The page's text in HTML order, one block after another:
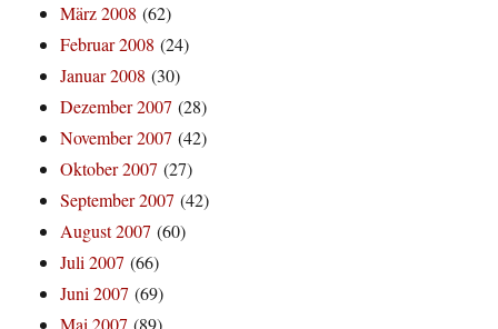
März 2008 (62)
Februar 2008 (24)
Januar 2008 (30)
Dezember 2007 (28)
November 2007 (42)
Oktober 2007 (27)
September 2007 (42)
August 2007 (60)
Juli 2007 (66)
Juni 2007 (69)